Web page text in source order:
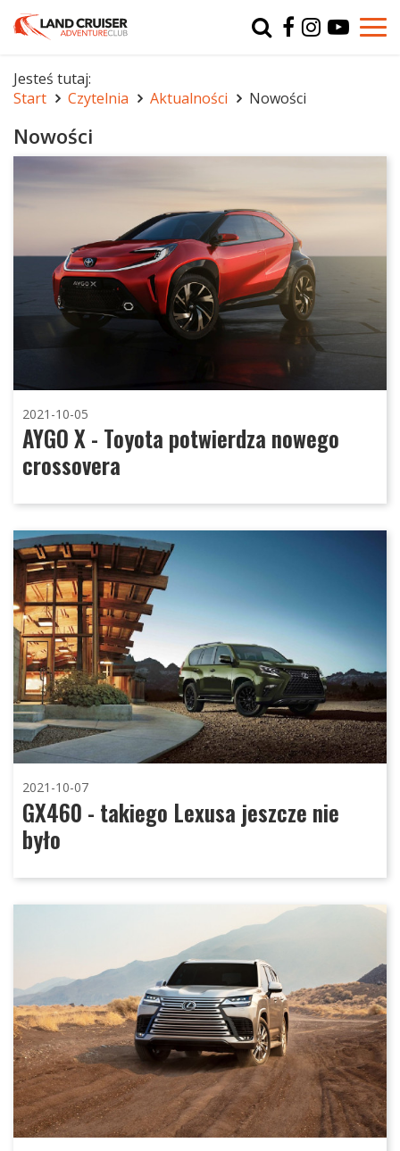
Jesteś tutaj:
Start
Czytelnia Aktualności Nowości
Nowości
2021-10-05
AYGO X - Toyota potwierdza nowego
crossovera
2021-10-07
GX460 - takiego Lexusa jeszcze nie
było